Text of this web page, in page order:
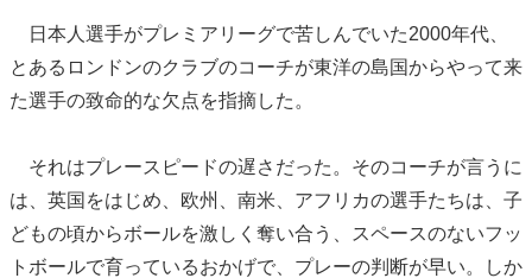
日本人選手がプレミアリーグで苦しんでいた2000年代、
とあるロンドンのクラブのコーチが東洋の島国からやって来
た選手の致命的な欠点を指摘した。
それはプレースピードの遅さだった。そのコーチが言うに
は、英国をはじめ、欧州、南米、アフリカの選手たちは、子
どもの頃からボールを激しく奪い合う、スペースのないフッ
トボールで育っているおかげで、プレーの判断が早い。しか